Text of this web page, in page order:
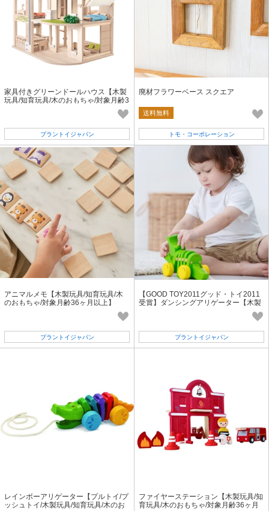
家具付きグリーンドールハウス【木製
玩具/知育玩具/木のおもちゃ/対象月齢3
プラントイジャパン
廃材フラワーベース スクエア
送料無料
トモ・コーポレーション
アニマルメモ【木製玩具/知育玩具/木
のおもちゃ/対象月齢36ヶ月以上】
プラントイジャパン
【GOOD TOY2011グッド・トイ2011
受賞】ダンシングアリゲーター【木製
プラントイジャパン
レインボーアリゲーター【プルトイ/プ
ッシュトイ/木製玩具/知育玩具/木のお
ファイヤーステーション【木製玩具/知
育玩具/木のおもちゃ/対象月齢36ヶ月